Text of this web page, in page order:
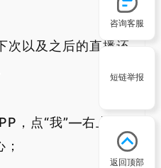
次以及之后的直播还
，点“我”—右上角
咨询客服
短链举报
返回顶部